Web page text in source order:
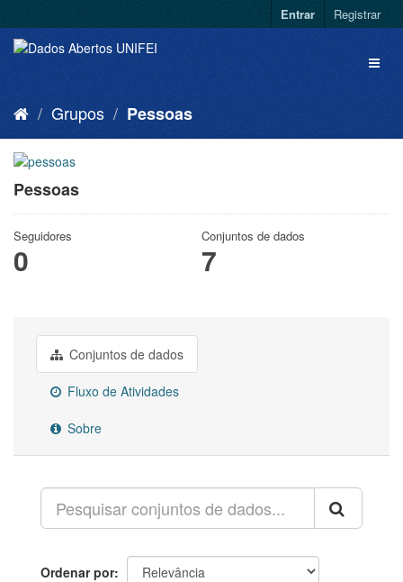
Entrar Registrar
Grupos Pessoas
Pessoas
Seguidores
0
Conjuntos de dados
7
Conjuntos de dados
Fluxo de Atividades
Sobre
Ordenar por